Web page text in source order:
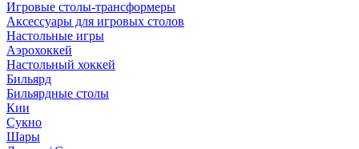
Игровые столы-трансформеры
Аксессуары для игровых столов
Настольные игры
Аэрохоккей
Настольный хоккей
Бильярд
Бильярдные столы
Кии
Сукно
Шары